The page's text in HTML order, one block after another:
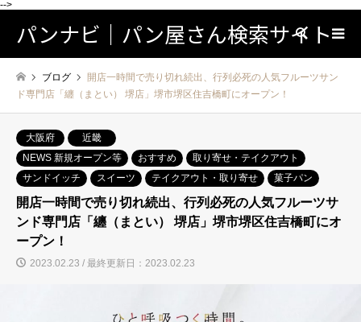
-->
パンナビ｜パン屋さん検索サイト検索
ブログ
開店一時間で売り切れ続出、行列必死の人気フルーツサン
ド専門店「纏（まとい） 堺店」堺市堺区住吉橋町にオープン！
大阪府
近畿
NEWS 新規オープン等
おすすめ
取り寄せ・テイクアウト
サンドイッチ
スイーツ テイクアウト・取り寄せ 菓子パン
開店一時間で売り切れ続出、行列必死の人気フルーツサ
ンド専門店「纏（まとい） 堺店」堺市堺区住吉橋町にオ
ープン！
2023.02.23 / 最終更新日：2023.02.23